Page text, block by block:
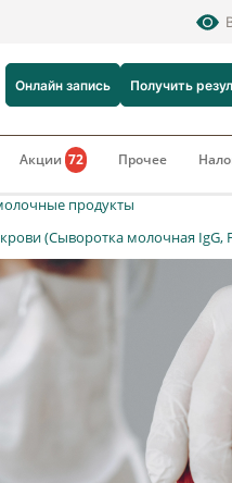
Онлайн запись Получить
Акции72 Прочее
продукты
(Сыворотка молочная IgG,